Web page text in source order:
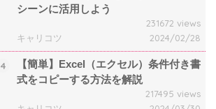
シーンに活用しよう
231672 views
キャリコツ
2024/02/28
4
【簡単】Excel（エクセル）条件付き書
式をコピーする方法を解説
217495 views